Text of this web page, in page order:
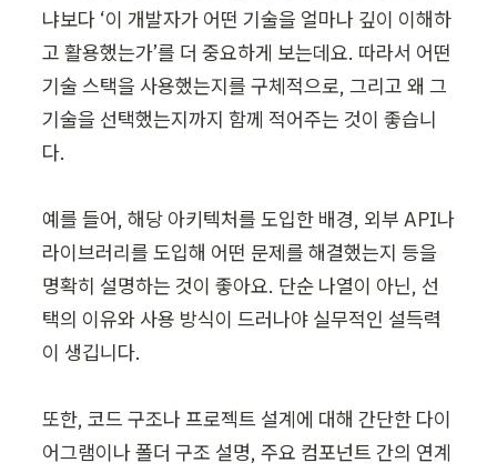
냐보다 ‘이 개발자가 어떤 기술을 얼마나 깊이 이해하
고 활용했는가’를 더 중요하게 보는데요. 따라서 어떤
기술 스택을 사용했는지를 구체적으로, 그리고 왜 그
기술을 선택했는지까지 함께 적어주는 것이 좋습니
다.
예를 들어, 해당 아키텍처를 도입한 배경, 외부 API나
라이브러리를 도입해 어떤 문제를 해결했는지 등을
명확히 설명하는 것이 좋아요. 단순 나열이 아닌, 선
택의 이유와 사용 방식이 드러나야 실무적인 설득력
이 생깁니다.
또한, 코드 구조나 프로젝트 설계에 대해 간단한 다이
어그램이나 폴더 구조 설명, 주요 컴포넌트 간의 연계